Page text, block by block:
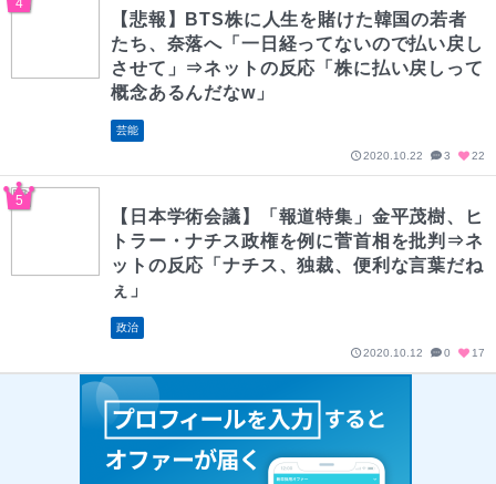
【悲報】BTS株に人生を賭けた韓国の若者
たち、奈落へ「一日経ってないので払い戻し
させて」⇒ネットの反応「株に払い戻しって
概念あるんだなw」
芸能
2020.10.22 3 22
【日本学術会議】「報道特集」金平茂樹、ヒ
トラー・ナチス政権を例に菅首相を批判⇒ネ
ットの反応「ナチス、独裁、便利な言葉だね
ぇ」
政治
2020.10.12 0 17